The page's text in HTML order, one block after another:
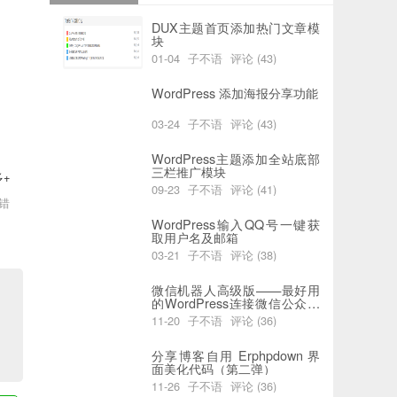
+
DUX主题首页添加热门文章模
块
01-04 子不语 评论 (43)
WordPress 添加海报分享功能
03-24 子不语 评论 (43)
WordPress主题添加全站底部
三栏推广模块
09-23 子不语 评论 (41)
WordPress输入QQ号一键获
取用户名及邮箱
03-21 子不语 评论 (38)
微信机器人高级版——最好用
的WordPress连接微信公众号
插件
11-20 子不语 评论 (36)
分享博客自用 Erphpdown 界
面美化代码（第二弹）
11-26 子不语 评论 (36)